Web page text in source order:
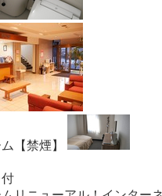
【禁煙】